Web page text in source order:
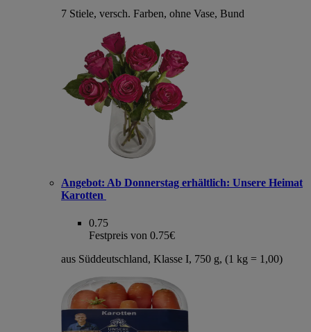
7 Stiele, versch. Farben, ohne Vase, Bund
Angebot: Ab Donnerstag erhältlich: Unsere Heimat
Karotten
0.75
Festpreis von 0.75€
aus Süddeutschland, Klasse I, 750 g, (1 kg = 1,00)